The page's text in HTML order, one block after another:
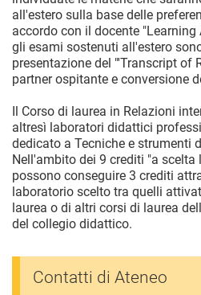
all'estero sulla base delle
accordo con il docente
gli esami sostenuti all'estero
presentazione del "'Transcript of
partner ospitante e conversione
Il Corso di laurea in Relazioni
altresì laboratori didattici
dedicato a Tecniche e strumenti
Nell'ambito dei 9 crediti "a scelta
possono conseguire 3 crediti
laboratorio scelto tra quelli
laurea o di altri corsi di laurea
del collegio didattico.
Contatti di Ateneo